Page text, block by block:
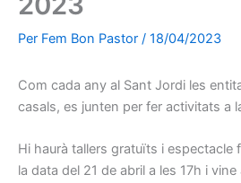
Per Fem Bon Pastor / 18/04/2023
Com cada any al Sant Jordi les
casals, es junten per fer activitats a
Hi haurà tallers gratuïts i espectacle
la data del 21 de abril a les 17h i vine